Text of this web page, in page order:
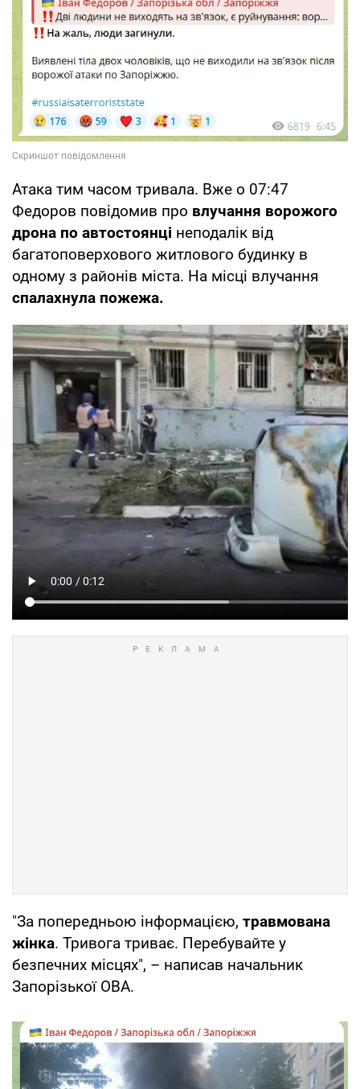
Атака тим часом тривала. Вже о 07:47
Федоров повідомив про влучання ворожого
дрона по автостоянці неподалік від
багатоповерхового житлового будинку в
одному з районів міста. На місці влучання
спалахнула пожежа.
"За попередньою інформацією, травмована
жінка. Тривога триває. Перебувайте у
безпечних місцях", – написав начальник
Запорізької ОВА.